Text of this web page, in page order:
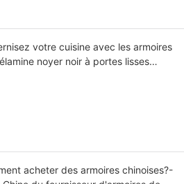
votre cuisine avec les armoires
noyer noir à portes lisses
acheter des armoires chinoises?-